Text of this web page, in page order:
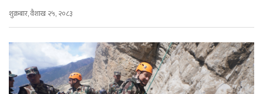
शुक्रबार, वैशाख २५, २०८३